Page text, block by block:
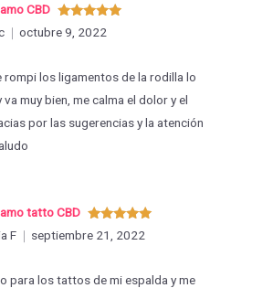
Valorado
con5de 5
CBD
octubre 9, 2022
rompi los ligamentos de la rodilla lo
muy bien, me calma el dolor y el
por las sugerencias y la atención
Valorado
con 5de 5
tatto CBD
F
septiembre 21, 2022
para los tattos de mi espalda y me